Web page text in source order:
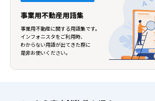
事業用不動産用語集
事業用不動産に関する用語集です。
インフォニスタをご利用時、
わからない用語が出てきた際に
是非お使いください。